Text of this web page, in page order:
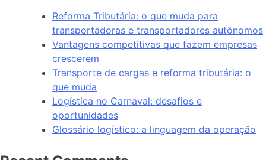
Reforma Tributária: o que muda para
transportadoras e transportadores autônomos
Vantagens competitivas que fazem empresas
crescerem
Transporte de cargas e reforma tributária: o
que muda
Logística no Carnaval: desafios e
oportunidades
Glossário logístico: a linguagem da operação